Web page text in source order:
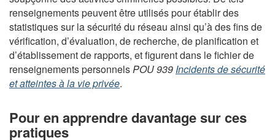
renseignements peuvent être utilisés pour établir des
statistiques sur la sécurité du réseau ainsi qu’à des fins de
vérification, d’évaluation, de recherche, de planification et
d’établissement de rapports, et figurent dans le fichier de
renseignements personnelsPOU 939 Incidents de sécurité
et atteintes à la vie privée.
Pour en apprendre davantage sur ces
pratiques